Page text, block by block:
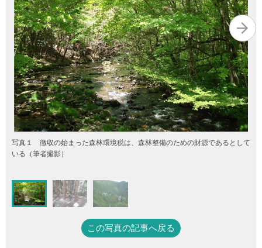
写真１ 徴収の始まった森林環境税は、森林整備のための財源であるとして
いる（筆者撮影）
この写真の記事へ戻る